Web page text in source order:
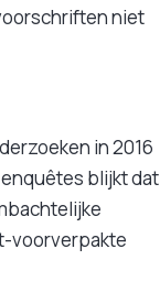
niet
in 2016
blijkt dat
voorverpakte